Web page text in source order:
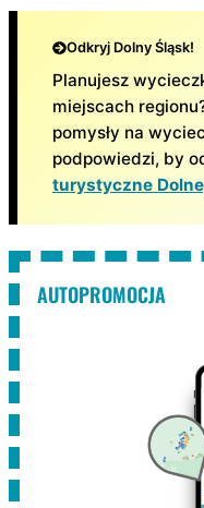
Odkryj Dolny Śląsk!
Planujesz
miejscach
pomysły na
podpowiedzi, by
turystyczne
AUTOPROMOCJA